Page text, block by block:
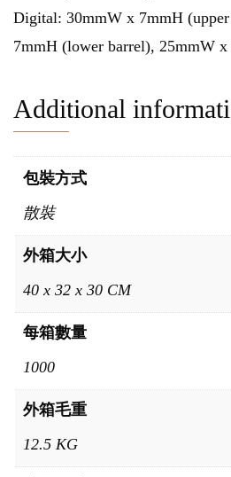
Digital: 30mmW x 7mmH
7mmH (lower barrel), 25mmW
Additional
包裝方式
散裝
外箱大小
40 x 32 x 30 CM
每箱數量
1000
外箱毛重
12.5 KG